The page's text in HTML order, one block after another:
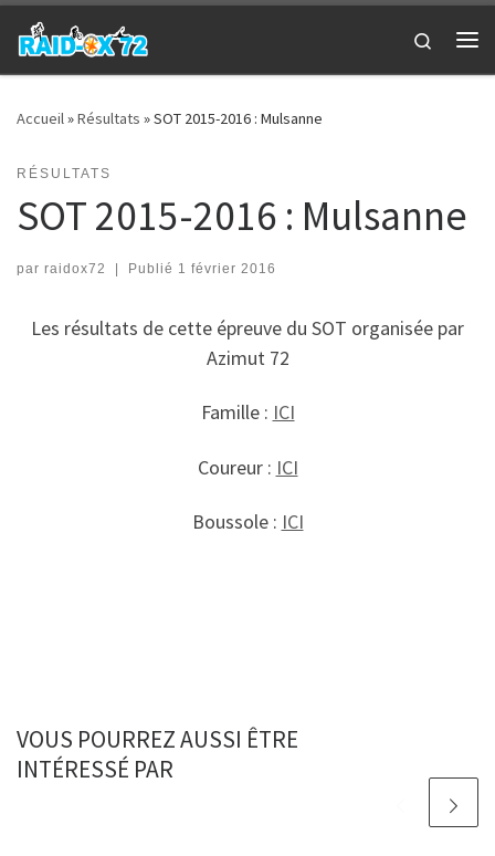
Passer au contenu
Search
Accueil»Résultats »SOT 2015-2016 : Mulsanne
RÉSULTATS
SOT 2015-2016 : Mulsanne
par raidox72 | Publié 1 février 2016
Les résultats de cette épreuve du SOT organisée par
Azimut 72
Famille : ICI
Coureur : ICI
Boussole : ICI
VOUS POURREZ AUSSI ÊTRE
INTÉRESSÉ PAR